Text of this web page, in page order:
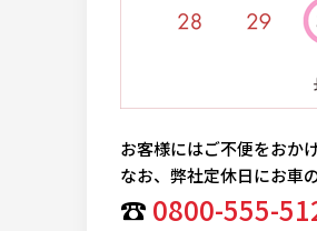
お客様にはご不便をおか
なお、弊社定休日にお車
☎ 0800-555-